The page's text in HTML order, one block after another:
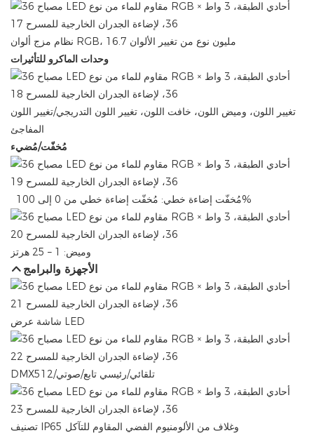
نظام مزج ألوان RGB، 16.7 مليون نوع من تغيير الألوان
وحدات الماكرو للتأثيرات
تغيير اللون، وميض اللون، خافت اللون، تغيير اللون التدريجي/تغيير اللون
المفاجئ
مُخفّت/مُضيء
مُخفّت إضاءة خطي: ​​مُخفّت إضاءة خطي من 0 إلى 100%
وميض: 1 – 25 هرتز
الأجهزة والبرامج
شاشة عرض LED
DMX512/تلقائي/رئيسي تابع/صوتي
تصنيف IP65 وغلاف من الألومنيوم الفضي المقاوم للتآكل